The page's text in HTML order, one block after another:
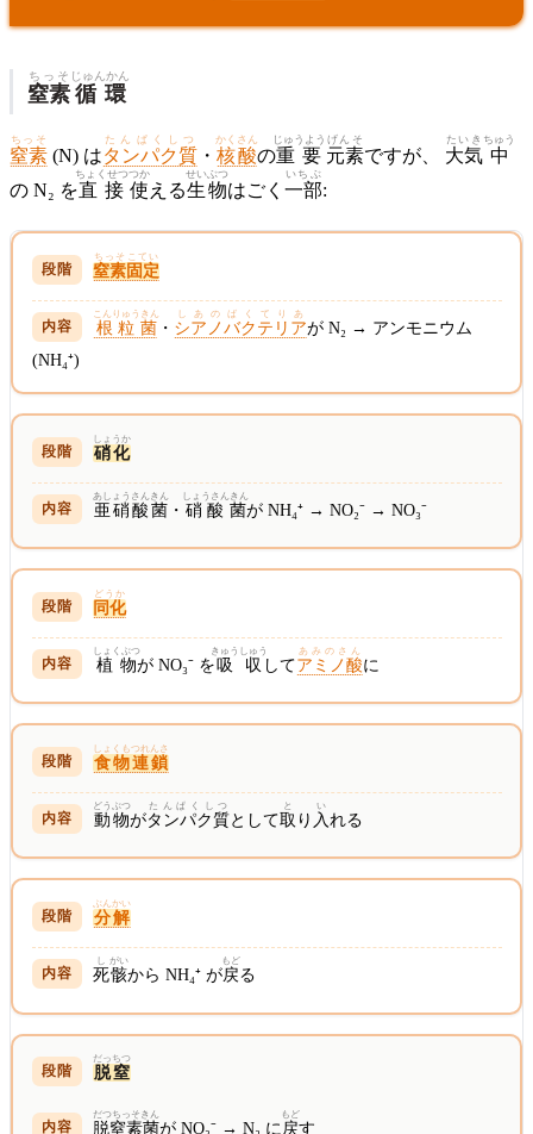
窒素
ちっそ
循環
じゅんかん
窒素
ちっそ
(N) はタンパク質
たんぱくしつ
・ 核酸
かくさん
の重要
じゅうよう
元素
げんそ
ですが、 大気
たいき
中
ちゅう
の N₂ を直接
ちょくせつ
使
つか
える生物
せいぶつ
はごく 一部
いちぶ
:
窒素固定
ちっそこてい
根粒菌
こんりゅうきん
・ シアノバクテリア
しあのばくてりあ
が N₂ → アンモニウム
(NH₄⁺)
硝化
しょうか
亜硝酸菌
あしょうさんきん
・ 硝酸菌
しょうさんきん
が NH₄⁺ → NO₂⁻ → NO₃⁻
同化
どうか
植物
しょくぶつ
が NO₃⁻ を吸収
きゅうしゅう
してアミノ酸
あみのさん
に
食物連鎖
しょくもつれんさ
動物
どうぶつ
がタンパク質
たんぱくしつ
として取
と
り 入
い
れる
分解
ぶんかい
死
し
骸
がい
から NH₄⁺ が戻
もど
る
脱窒
だっちつ
脱窒素菌
だつちっそきん
が NO₃⁻ → N₂ に戻
もど
す